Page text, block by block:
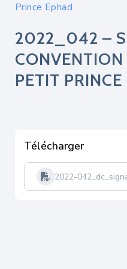
Prince Ephad
2022_042 –
PETIT
Télécharger
2022-